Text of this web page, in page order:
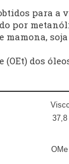
para a
por
mamona,
(OEt) dos
37,8
OMe